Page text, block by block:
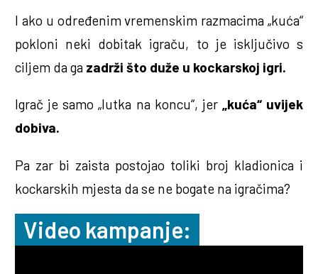
I ako u određenim vremenskim razmacima „kuća“
pokloni neki dobitak igraču, to je isključivo s
ciljem da ga zadrži što duže u kockarskoj igri.
Igrač je samo „lutka na koncu“, jer „kuća“ uvijek
dobiva.
Pa zar bi zaista postojao toliki broj kladionica i
kockarskih mjesta da se ne bogate na igračima?
Video kampanje: